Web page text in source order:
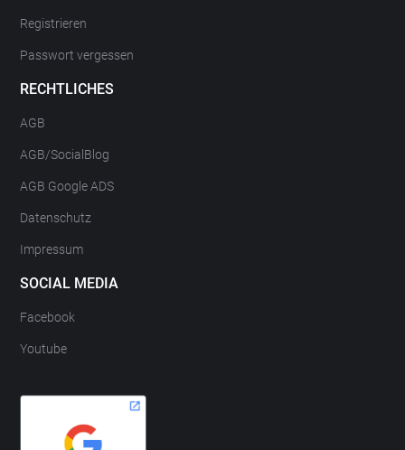
Registrieren
Passwort vergessen
RECHTLICHES
AGB
AGB/SocialBlog
AGB Google ADS
Datenschutz
Impressum
SOCIAL MEDIA
Facebook
Youtube